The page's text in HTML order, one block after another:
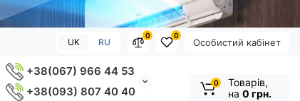
Особистий кабінет
0
0
UK RU
+38(067) 966 44 53
+38(093) 807 40 40
0
Товарів,
на 0 грн.